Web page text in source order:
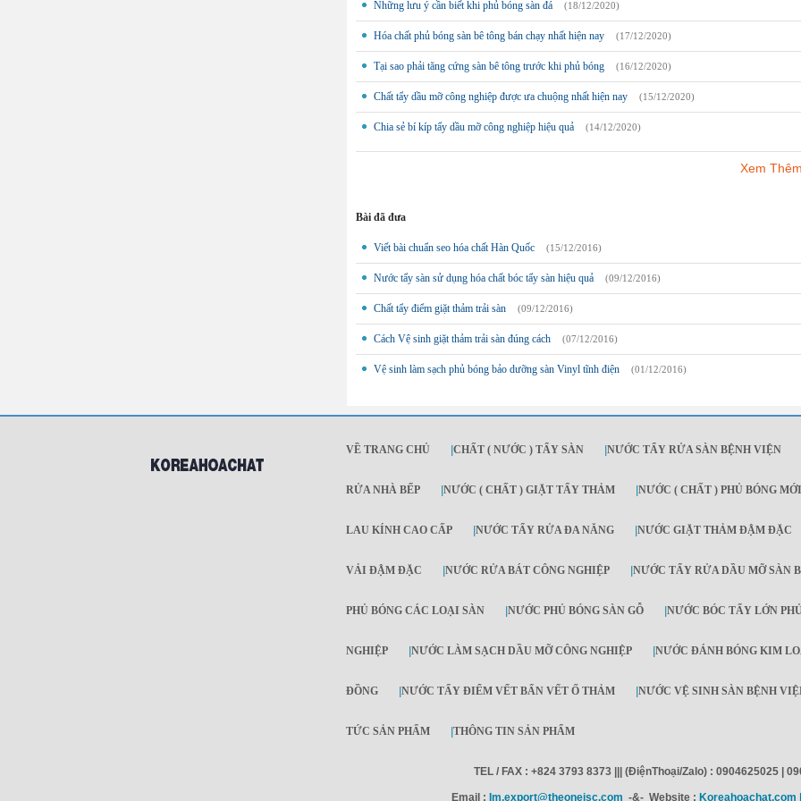
Những lưu ý cần biết khi phủ bóng sàn đá (18/12/2020)
Hóa chất phủ bóng sàn bê tông bán chạy nhất hiện nay (17/12/2020)
Tại sao phải tăng cứng sàn bê tông trước khi phủ bóng (16/12/2020)
Chất tẩy dầu mỡ công nghiệp được ưa chuộng nhất hiện nay (15/12/2020)
Chia sẻ bí kíp tẩy dầu mỡ công nghiệp hiệu quả (14/12/2020)
Xem
Bài đã đưa
Viết bài chuẩn seo hóa chất Hàn Quốc (15/12/2016)
Nước tẩy sàn sử dụng hóa chất bóc tẩy sàn hiệu quả (09/12/2016)
Chất tẩy điểm giặt thảm trải sàn (09/12/2016)
Cách Vệ sinh giặt thảm trải sàn đúng cách (07/12/2016)
Vệ sinh làm sạch phủ bóng bảo dưỡng sàn Vinyl tĩnh điện (01/12/2016)
VỀ TRANG CHỦ CHẤT ( NƯỚC ) TẨY SÀN NƯỚC TẨY RỬA SÀN BỆNH VIỆN
RỬA NHÀ BẾP NƯỚC ( CHẤT ) GIẶT TẨY THẢM NƯỚC ( CHẤT ) PHỦ BÓNG
LAU KÍNH CAO CẤP NƯỚC TẨY RỬA ĐA NĂNG NƯỚC GIẶT THẢM ĐẬM ĐẶC
VẢI ĐẬM ĐẶC NƯỚC RỬA BÁT CÔNG NGHIỆP NƯỚC TẨY RỬA DẦU MỠ SÀN
PHỦ BÓNG CÁC LOẠI SÀN NƯỚC PHỦ BÓNG SÀN GỖ NƯỚC BÓC TẨY LỚN
NGHIỆP NƯỚC LÀM SẠCH DẦU MỠ CÔNG NGHIỆP NƯỚC ĐÁNH BÓNG KIM
ĐỒNG NƯỚC TẨY ĐIỂM VẾT BẨN VẾT Ố THẢM NƯỚC VỆ SINH SÀN BỆNH
TỨC SẢN PHẨM THÔNG TIN SẢN PHẨM
TEL / FAX : +824 3793 8373 ||| (ĐiệnThoại/Zalo) : 0904625025 |
Email : Im.export@theonejsc.com -&- Website : Koreahoachat.com